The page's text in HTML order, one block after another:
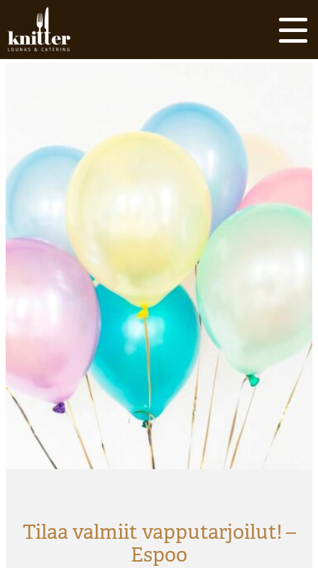
sisältöön
Tilaa valmiit vapputarjoilut! –
Espoo